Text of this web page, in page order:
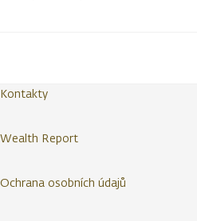
Kontakty
Wealth Report
Ochrana osobních údajů